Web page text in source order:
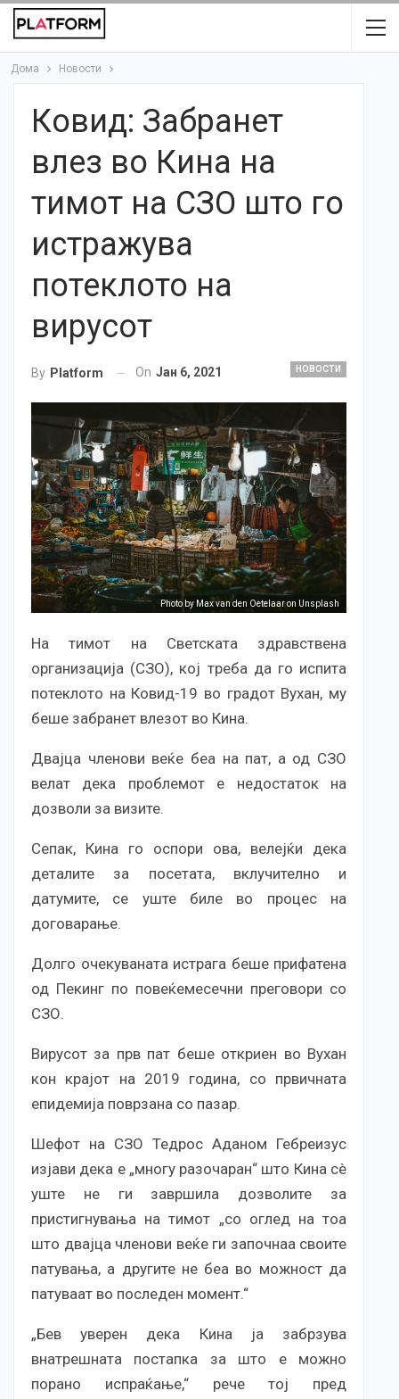
Дома Новости
Ковид: Забранет
влез во Кина на
тимот на СЗО што го
истражува
потеклото на
вирусот
НОВОСТИ
By Platform On Јан 6, 2021
Photo by Max van den Oetelaar on Unsplash
На тимот на Светската здравствена
организација (СЗО), кој треба да го испита
потеклото на Ковид-19 во градот Вухан, му
беше забранет влезот во Кина.
Двајца членови веќе беа на пат, а од СЗО
велат дека проблемот е недостаток на
дозволи за визите.
Сепак, Кина го оспори ова, велејќи дека
деталите за посетата, вклучително и
датумите, се уште биле во процес на
договарање.
Долго очекуваната истрага беше прифатена
од Пекинг по повеќемесечни преговори со
СЗО.
Вирусот за прв пат беше откриен во Вухан
кон крајот на 2019 година, со првичната
епидемија поврзана со пазар.
Шефот на СЗО Тедрос Аданом Гебреизус
изјави дека е „многу разочаран“ што Кина сè
уште не ги завршила дозволите за
пристигнувања на тимот „со оглед на тоа
што двајца членови веќе ги започнаа своите
патувања, а другите не беа во можност да
патуваат во последен момент.“
„Бев уверен дека Кина ја забрзува
внатрешната постапка за што е можно
порано испраќање,“ рече тој пред